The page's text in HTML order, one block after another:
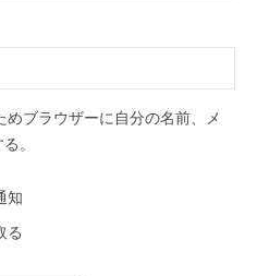
めブラウザーに自分の名前、メ
。
知
る